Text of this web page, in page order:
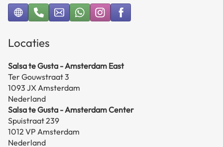
Locaties
Salsa te Gusta - Amsterdam East
Ter Gouwstraat 3
1093 JX Amsterdam
Nederland
Salsa te Gusta - Amsterdam Center
Spuistraat 239
1012 VP Amsterdam
Nederland